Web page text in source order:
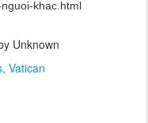
khac.html
Unknown
Vatican